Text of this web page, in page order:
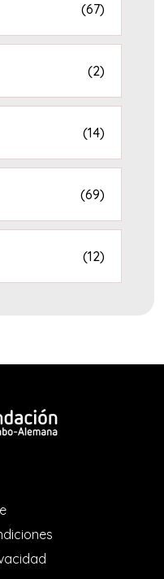
(67)
(2)
(14)
(69)
(12)